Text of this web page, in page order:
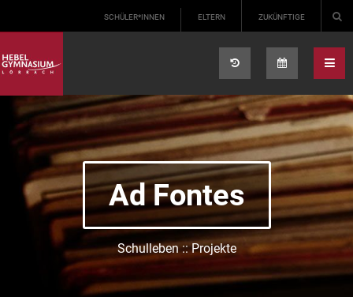
SCHÜLER*INNEN ELTERN ZUKÜNFTIGE
Ad Fontes
Schulleben :: Projekte